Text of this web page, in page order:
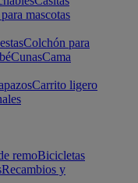
mascotas
Colchón para
CunasCama
Carrito ligero
remoBicicletas
Recambios y